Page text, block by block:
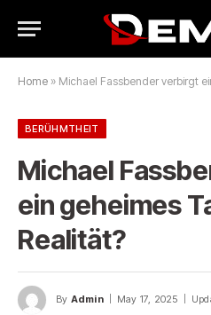
Home » Michael Fassbender verbirgt
BERÜHMTHEIT
Michael
ein geheimes
Realität?
By Admin May 17, 2025